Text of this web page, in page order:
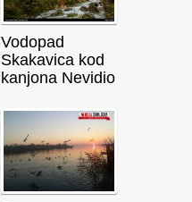
Vodopad
Skakavica kod
kanjona Nevidio